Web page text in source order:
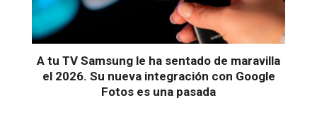
A tu TV Samsung le ha sentado de maravilla
el 2026. Su nueva integración con Google
Fotos es una pasada